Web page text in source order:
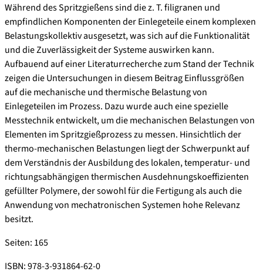
Während des Spritzgießens sind die z. T. filigranen und
empfindlichen Komponenten der Einlegeteile einem komplexen
Belastungskollektiv ausgesetzt, was sich auf die Funktionalität
und die Zuverlässigkeit der Systeme auswirken kann.
Aufbauend auf einer Literaturrecherche zum Stand der Technik
zeigen die Untersuchungen in diesem Beitrag Einflussgrößen
auf die mechanische und thermische Belastung von
Einlegeteilen im Prozess. Dazu wurde auch eine spezielle
Messtechnik entwickelt, um die mechanischen Belastungen von
Elementen im Spritzgießprozess zu messen. Hinsichtlich der
thermo-mechanischen Belastungen liegt der Schwerpunkt auf
dem Verständnis der Ausbildung des lokalen, temperatur- und
richtungsabhängigen thermischen Ausdehnungskoeffizienten
gefüllter Polymere, der sowohl für die Fertigung als auch die
Anwendung von mechatronischen Systemen hohe Relevanz
besitzt.
Seiten: 165
ISBN: 978-3-931864-62-0